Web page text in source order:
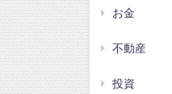
お金
不動産
投資